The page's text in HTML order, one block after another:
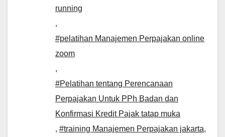
running
,
#pelatihan Manajemen Perpajakan online
zoom
,
#Pelatihan tentang Perencanaan
Perpajakan Untuk PPh Badan dan
Konfirmasi Kredit Pajak tatap muka
, #training Manajemen Perpajakan jakarta,